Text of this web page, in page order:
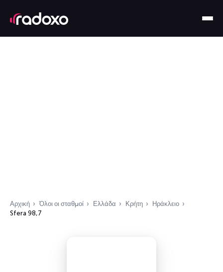
Αρχική Όλοι οι σταθμοί Ελλάδα Κρήτη
Ηράκλειο
Sfera 98,7